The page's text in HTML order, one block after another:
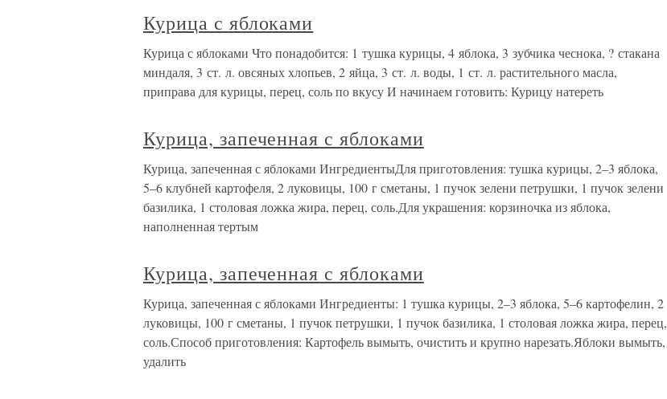
Курица с яблоками
Курица с яблоками Что понадобится: 1 тушка курицы, 4 яблока, 3 зубчика чеснока, ? стакана
миндаля, 3 ст. л. овсяных хлопьев, 2 яйца, 3 ст. л. воды, 1 ст. л. растительного масла,
приправа для курицы, перец, соль по вкусу И начинаем готовить: Курицу натереть
Курица, запеченная с яблоками
Курица, запеченная с яблоками ИнгредиентыДля приготовления: тушка курицы, 2–3 яблока,
5–6 клубней картофеля, 2 луковицы, 100 г сметаны, 1 пучок зелени петрушки, 1 пучок зелени
базилика, 1 столовая ложка жира, перец, соль.Для украшения: корзиночка из яблока,
наполненная тертым
Курица, запеченная с яблоками
Курица, запеченная с яблоками Ингредиенты: 1 тушка курицы, 2–3 яблока, 5–6 картофелин, 2
луковицы, 100 г сметаны, 1 пучок петрушки, 1 пучок базилика, 1 столовая ложка жира, перец,
соль.Способ приготовления: Картофель вымыть, очистить и крупно нарезать.Яблоки вымыть,
удалить